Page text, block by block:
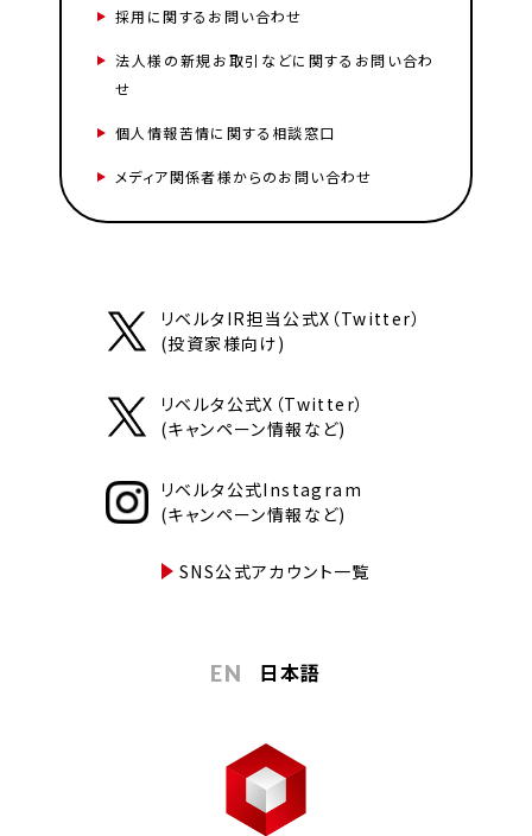
採用に関するお問い合わせ
法人様の新規お取引などに関するお問い合わ
せ
個人情報苦情に関する相談窓口
メディア関係者様からのお問い合わせ
リベルタIR担当公式X（Twitter）
(投資家様向け)
リベルタ公式X（Twitter）
(キャンペーン情報など)
リベルタ公式Instagram
(キャンペーン情報など)
SNS公式アカウント一覧
EN 日本語